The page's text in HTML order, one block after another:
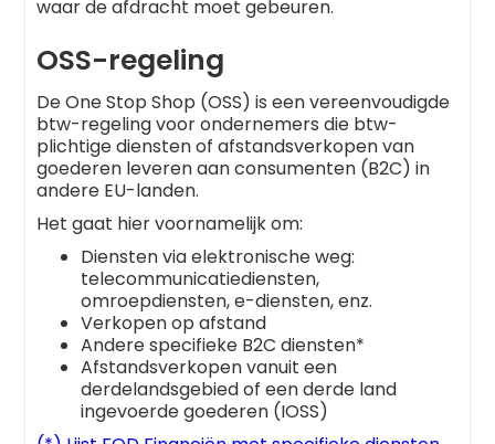
waar de afdracht moet gebeuren.
OSS-regeling
De One Stop Shop (OSS) is een vereenvoudigde
btw-regeling voor ondernemers die btw-
plichtige diensten of afstandsverkopen van
goederen leveren aan consumenten (B2C) in
andere EU-landen.
Het gaat hier voornamelijk om:
Diensten via elektronische weg:
telecommunicatiediensten,
omroepdiensten, e-diensten, enz.
Verkopen op afstand
Andere specifieke B2C diensten*
Afstandsverkopen vanuit een
derdelandsgebied of een derde land
ingevoerde goederen (IOSS)